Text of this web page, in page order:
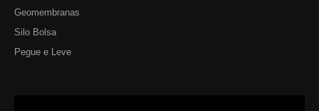
Geomembranas
Silo Bolsa
Pegue e Leve